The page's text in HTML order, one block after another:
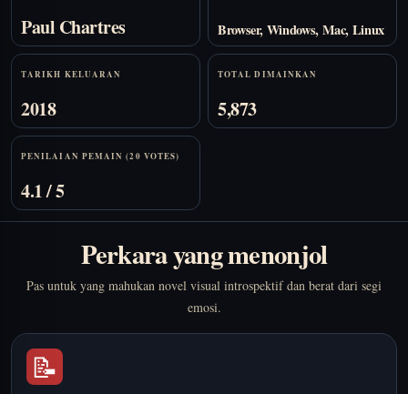
Paul Chartres Browser, Windows, Mac, Linux
TARIKH KELUARAN
2018
TOTAL DIMAINKAN
5,873
PENILAIAN PEMAIN (20 VOTES)
4.1 / 5
Perkara yang menonjol
Pas untuk yang mahukan novel visual introspektif dan berat dari segi
emosi.
📝